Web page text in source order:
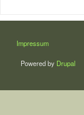
LÁBLÉC
Impressum
Powered by Drupal